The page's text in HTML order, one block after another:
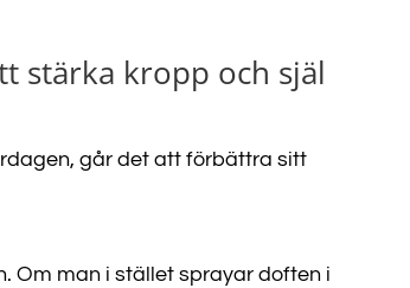
stärka kropp och själ
går det att förbättra sitt
Om man i stället sprayar doften i